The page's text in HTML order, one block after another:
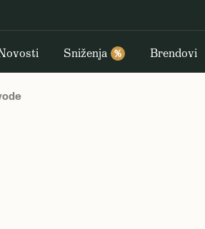
Sniženja % Brendovi